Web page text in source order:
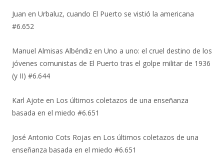
Juan en Urbaluz, cuando El Puerto se vistió la americana
#6.652
Manuel Almisas Albéndiz en Uno a uno: el cruel destino de los
jóvenes comunistas de El Puerto tras el golpe militar de 1936
(y II) #6.644
Karl Ajote en Los últimos coletazos de una enseñanza
basada en el miedo #6.651
José Antonio Cots Rojas en Los últimos coletazos de una
enseñanza basada en el miedo #6.651